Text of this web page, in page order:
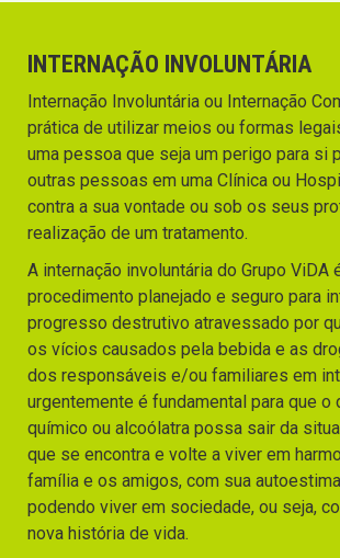
INTERNAÇÃO INVOLUNTÁRIA
Internação Involuntária ou Internação
prática de utilizar meios ou formas
uma pessoa que seja um perigo para si
outras pessoas em uma Clínica ou
contra a sua vontade ou sob os seus
realização de um tratamento.
A internação involuntária do Grupo ViDA
procedimento planejado e seguro para
progresso destrutivo atravessado por
os vícios causados pela bebida e as
dos responsáveis e/ou familiares em
urgentemente é fundamental para que o
químico ou alcoólatra possa sair da
que se encontra e volte a viver em
família e os amigos, com sua
podendo viver em sociedade, ou seja,
nova história de vida.